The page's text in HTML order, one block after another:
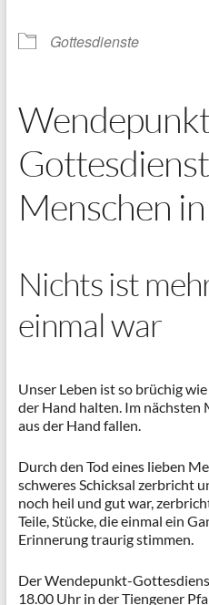
Gottesdienste
Menschen
Nichts ist
einmal war
Unser Leben ist so brüchig
der Hand halten. Im nächsten
aus der Hand fallen.
Durch den Tod eines lieben
schweres Schicksal zerbricht
noch heil und gut war,
Teile, Stücke, die einmal ein
Erinnerung traurig stimmen.
Der Wendepunkt-
18.00 Uhr in der Tiengener